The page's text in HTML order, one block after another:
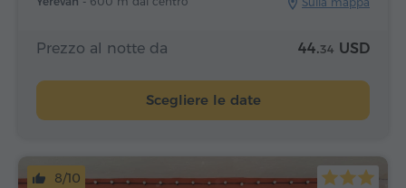
Prezzo al notte da 44.34 USD
Scegliere le date
8/10